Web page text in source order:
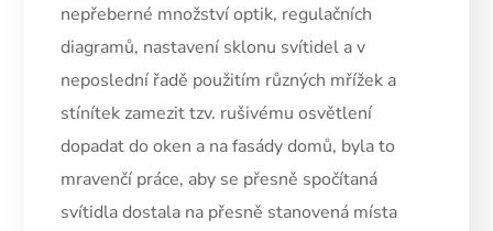
nepřeberné množství optik, regulačních
diagramů, nastavení sklonu svítidel a v
neposlední řadě použitím různých mřížek a
stínítek zamezit tzv. rušivému osvětlení
dopadat do oken a na fasády domů, byla to
mravenčí práce, aby se přesně spočítaná
svítidla dostala na přesně stanovená místa